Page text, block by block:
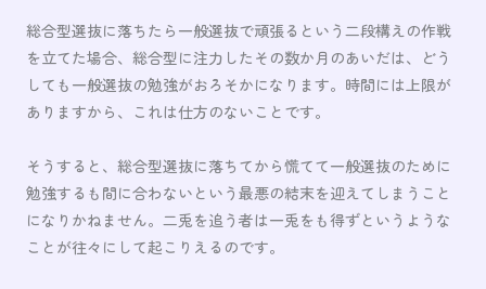
総合型選抜に落ちたら一般選抜で頑張るという二段構えの作戦
を立てた場合、総合型に注力したその数か月のあいだは、どう
しても一般選抜の勉強がおろそかになります。時間には上限が
ありますから、これは仕方のないことです。
そうすると、総合型選抜に落ちてから慌てて一般選抜のために
勉強するも間に合わないという最悪の結末を迎えてしまうこと
になりかねません。二兎を追う者は一兎をも得ずというような
ことが往々にして起こりえるのです。